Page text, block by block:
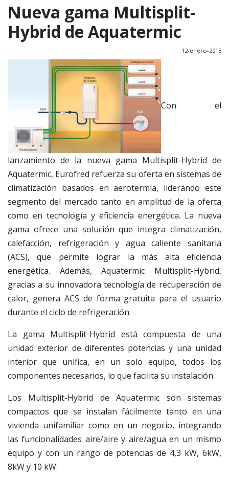
Nueva gama Multisplit-
Hybrid de Aquatermic
12-enero-2018
Con el
lanzamiento de la nueva gama Multisplit-Hybrid de
Aquatermic, Eurofred refuerza su oferta en sistemas de
climatización basados en aerotermia, liderando este
segmento del mercado tanto en amplitud de la oferta
como en tecnología y eficiencia energética. La nueva
gama ofrece una solución que integra climatización,
calefacción, refrigeración y agua caliente sanitaria
(ACS), que permite lograr la más alta eficiencia
energética. Además, Aquatermic Multisplit-Hybrid,
gracias a su innovadora tecnología de recuperación de
calor, genera ACS de forma gratuita para el usuario
durante el ciclo de refrigeración.
La gama Multisplit-Hybrid está compuesta de una
unidad exterior de diferentes potencias y una unidad
interior que unifica, en un solo equipo, todos los
componentes necesarios, lo que facilita su instalación.
Los Multisplit-Hybrid de Aquatermic son sistemas
compactos que se instalan fácilmente tanto en una
vivienda unifamiliar como en un negocio, integrando
las funcionalidades aire/aire y aire/agua en un mismo
equipo y con un rango de potencias de 4,3 kW, 6kW,
8kW y 10 kW.